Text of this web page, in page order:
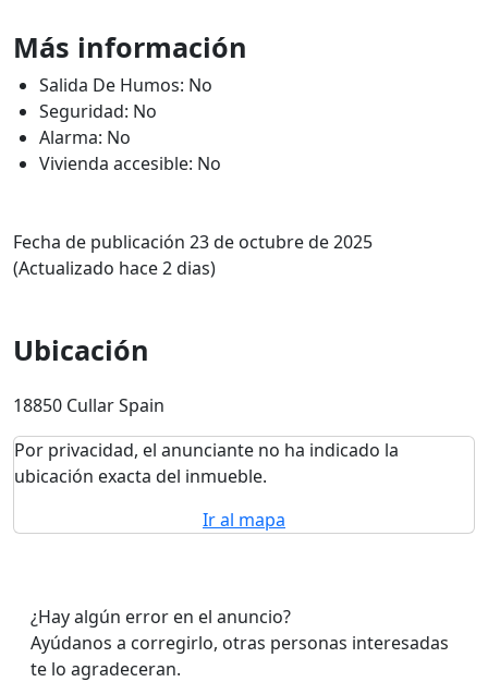
Más información
Salida De Humos: No
Seguridad: No
Alarma: No
Vivienda accesible: No
Fecha de publicación 23 de octubre de 2025
(Actualizado hace 2 dias)
Ubicación
18850 Cullar Spain
Por privacidad, el anunciante no ha indicado la
ubicación exacta del inmueble.
Ir al mapa
¿Hay algún error en el anuncio?
Ayúdanos a corregirlo, otras personas interesadas
te lo agradeceran.